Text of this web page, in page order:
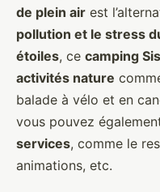
de plein air est
pollution et le stress
étoiles, ce camping
activités nature
balade à vélo et en
vous pouvez
services, comme le
animations, etc.